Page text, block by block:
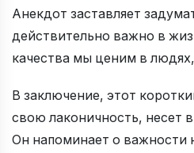
Анекдот заставляет
действительно важно в
качества мы ценим в
В заключение, этот
свою лаконичность, несет
Он напоминает о важности